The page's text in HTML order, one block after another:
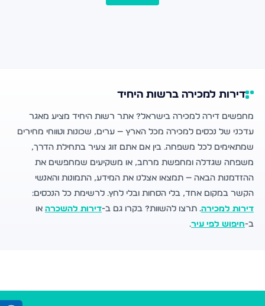
דירות למכירה ברשות היחיד
מחפשים דירה למכירה בישראל? אתר רשות היחיד מציע מאגר
עדכני של נכסים למכירה מכל הארץ — ערים, שכונות וטווחי מחירים
שמתאימים לכל משפחה. בין אם אתם זוג צעיר בתחילת הדרך,
משפחה שגדלה ומחפשת מרחב, או משקיעים שמחפשים את
ההזדמנות הבאה — תמצאו אצלנו את המידע, התמונות והאנשי
הקשר במקום אחד, בלי הסחות ובלי לחץ. לרשימת כל הנכסים:
דירות למכירה. תרצו להשוות? בקרו גם ב-דירות להשכרה או
ב-חיפוש לפי עיר.